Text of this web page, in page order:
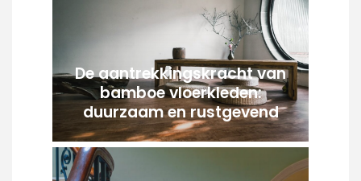
De aantrekkingskracht van
bamboe vloerkleden:
duurzaam en rustgevend